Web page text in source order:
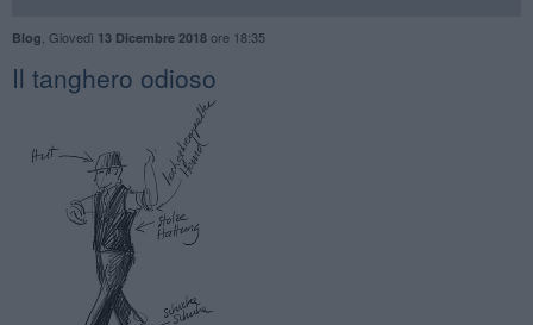
Blog Giovedì 13 Dicembre 2018ore 18:35
Il tanghero odioso